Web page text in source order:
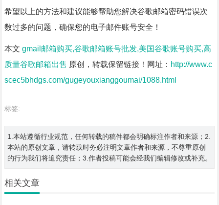
希望以上的方法和建议能够帮助您解决谷歌邮箱密码错误次
数过多的问题，确保您的电子邮件账号安全！
本文 gmail邮箱购买,谷歌邮箱账号批发,美国谷歌账号购买,高
质量谷歌邮箱出售 原创，转载保留链接！网址： http://www.c
scec5bhdgs.com/gugeyouxianggoumai/1088.html
标签:
1.本站遵循行业规范，任何转载的稿件都会明确标注作者和来源；2.
本站的原创文章，请转载时务必注明文章作者和来源，不尊重原创
的行为我们将追究责任；3.作者投稿可能会经我们编辑修改或补充。
相关文章